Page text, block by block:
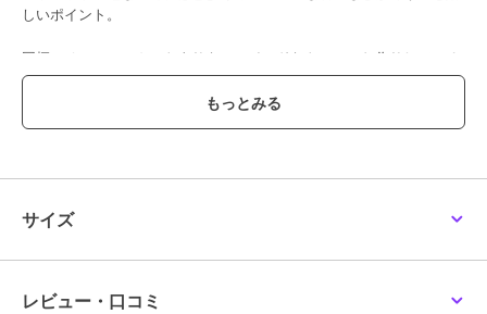
しいポイント。
同柄のチュールスカートよりも、マイルドなトーンでお作りしている
のでレオパード柄初挑戦の方にもオススメしたい一枚です。
デニムやスカートはもちろん、キャミワンピースの羽織りとしても大
しっかりとした厚みのある綿素材に総柄プリントを施しております。
洗濯の際はネットに入れて洗ってください。
サイズ
レビュー・口コミ